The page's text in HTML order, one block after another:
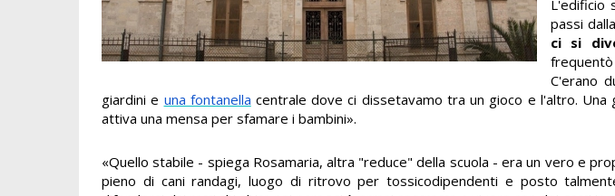
L'edificio
passi
ci si
C'erano
giardini e una fontanella centrale dove ci dissetavamo tra un gioco e l'altro.
attiva una mensa per sfamare i bambini».
«Quello stabile - spiega Rosamaria, altra "reduce" della scuola - era un vero e
pieno di cani randagi, luogo di ritrovo per tossicodipendenti e posto